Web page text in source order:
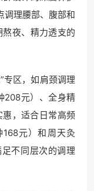
调理腰部、腹部和
夜、精力透支的
专区，如肩颈调理
208元）、全身精
，适合日常高频
元）和周天灸
不同层次的调理